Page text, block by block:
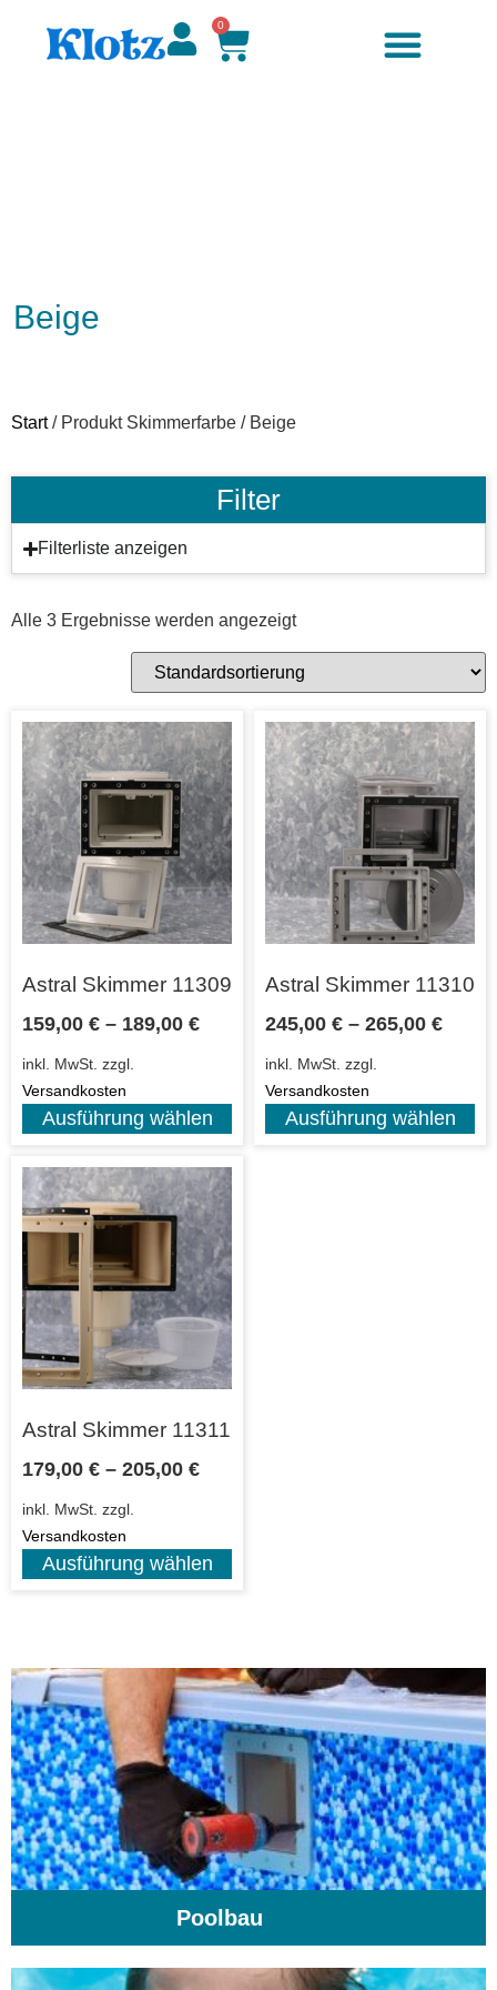
0
Beige
Start/ Produkt Skimmerfarbe / Beige
Filter
Filterliste anzeigen
Alle 3 Ergebnisse werden angezeigt
Astral Skimmer 11309
159,00 € – 189,00 €
inkl. MwSt. zzgl.
Versandkosten
Ausführung wählen
Astral Skimmer 11310
245,00 € – 265,00 €
inkl. MwSt. zzgl.
Versandkosten
Ausführung wählen
Astral Skimmer 11311
179,00 € – 205,00 €
inkl. MwSt. zzgl.
Versandkosten
Ausführung wählen
Poolbau